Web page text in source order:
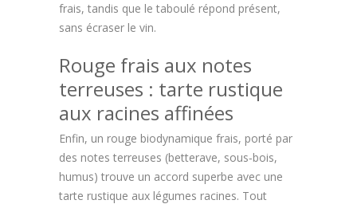
frais, tandis que le taboulé répond présent,
sans écraser le vin.
Rouge frais aux notes
terreuses : tarte rustique
aux racines affinées
Enfin, un rouge biodynamique frais, porté par
des notes terreuses (betterave, sous‑bois,
humus) trouve un accord superbe avec une
tarte rustique aux légumes racines. Tout